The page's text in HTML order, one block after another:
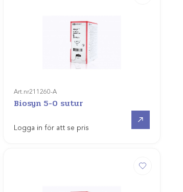
Art.nr211260-A
Biosyn 5-0 sutur
Logga in för att se pris